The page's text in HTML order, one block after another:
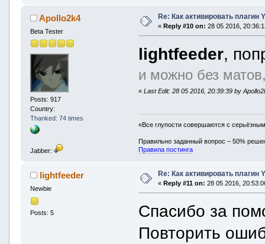
Apollo2k4
Beta Tester
Posts: 917
Country:
Thanked: 74 times
Jabber:
Re: Как активировать плагин
« Reply #10 on: 28 05 2016,
lightfeeder,
и можно без
«Last Edit: 28 05 2016, 20:39:39 by
«Все глупости совершаются с
Правильно заданный вопрос – 50%
Правила постинга
lightfeeder
Newbie
Posts: 5
Re: Как активировать плагин
« Reply #11 on: 28 05 2016,
Спасибо за
Повторить